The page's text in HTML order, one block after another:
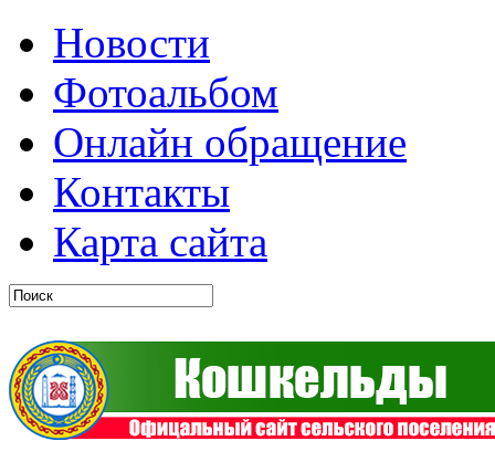
Новости
Фотоальбом
Онлайн обращение
Контакты
Карта сайта